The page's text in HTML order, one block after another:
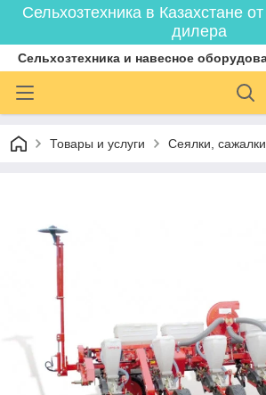
Сельхозтехника в Казахстане
дилера
Cельхозтехника и навесное
Товары и услуги Сеялки,